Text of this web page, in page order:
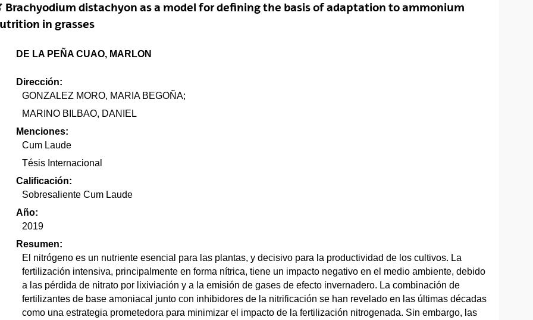
Brachyodium distachyon as a model for defining the basis of adaptation to ammonium
in grasses
DE LA PEÑA CUAO, MARLON
Dirección:
GONZALEZ MORO, MARIA BEGOÑA;
MARINO BILBAO, DANIEL
Menciones:
Cum Laude
Tésis Internacional
Calificación:
Sobresaliente Cum Laude
Año:
2019
Resumen:
El nitrógeno es un nutriente esencial para las plantas, y decisivo para la productividad de los cultivos. La
fertilización intensiva, principalmente en forma nítrica, tiene un impacto negativo en el medio ambiente, debido
a las pérdida de nitrato por lixiviación y a la emisión de gases de efecto invernadero. La combinación de
fertilizantes de base amoniacal junto con inhibidores de la nitrificación se han revelado en las últimas décadas
como una estrategia prometedora para minimizar el impacto de la fertilización nitrogenada. Sin embargo, las